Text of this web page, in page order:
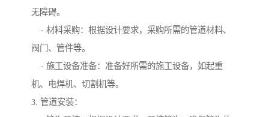
无障碍。
- 材料采购：根据设计要求，采购所需的管道材料、
阀门、管件等。
- 施工设备准备：准备好所需的施工设备，如起重
机、电焊机、切割机等。
3. 管道安装：